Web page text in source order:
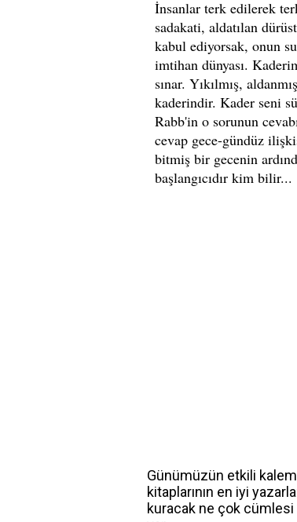
Günümüzün etkili
kitaplarının en iyi
kuracak ne çok cümlesi